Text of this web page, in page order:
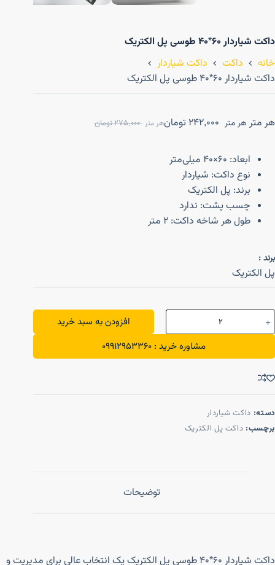
داکت شیاردار ۶۰*۴۰ طوسی پل الکتریک
خانه
داکت
داکت شیاردار
داکت شیاردار ۶۰*۴۰ طوسی پل الکتریک
هر متر هر متر 275,000تومان هر متر 242,000 تومان
ابعاد: ۶۰×۴۰ میلی‌متر
نوع داکت: شیاردار
برند: پل الکتریک
چسب پشت: ندارد
طول هر شاخه داکت: 2 متر
برند :
پل الکتریک
افزودن به سبد خرید
مشاوره خرید : 09912953360
دسته: داکت شیاردار
برچسب: داکت پل الکتریک
توضیحات
داکت شیاردار ۶۰*۴۰ طوسی پل الکتریک یک انتخاب عالی برای مدیریت و